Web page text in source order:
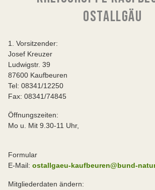
OSTALLGÄU
1. Vorsitzender:
Josef Kreuzer
Ludwigstr. 39
87600 Kaufbeuren
Tel: 08341/12250
Fax: 08341/74845
Öffnungszeiten:
Mo u. Mit 9.30-11 Uhr,
Formular
E-Mail: ostallgaeu-kaufbeuren@bund-
Mitgliederdaten ändern: